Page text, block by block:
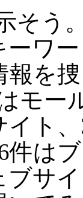
そう
ーワ
報を
モー
ト、
件は
ブサ